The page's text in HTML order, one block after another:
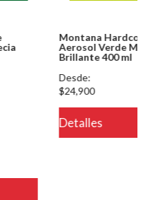
ferreinox.pagegear.co/
Montana Hardcore
Aerosol Verde Mojito
Brillante 400 ml